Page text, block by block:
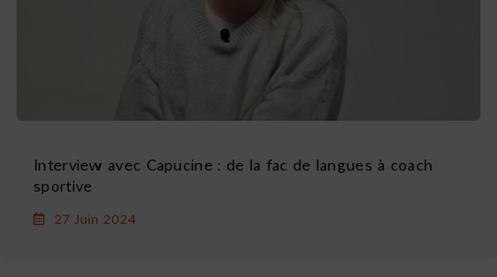
Interview avec Capucine : de la fac de langues à coach
sportive
27 Juin 2024